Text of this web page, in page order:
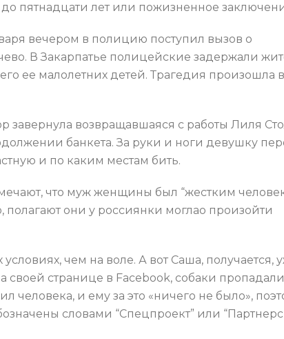
пятнадцати лет или пожизненное
вечером в полицию поступил вызов о
В Закарпатье полицейские задержали
ее малолетних детей. Трагедия произошла в
завернула возвращавшаяся с работы Лиля
банкета. За руки и ноги девушку
и по каким местам бить.
что муж женщины был “жестким
они у россиянки моглао произойти
чем на воле. А вот Саша, получается,
своей странице в Facebook, собаки
человека, и ему за это «ничего не было»,
словами “Спецпроект” или